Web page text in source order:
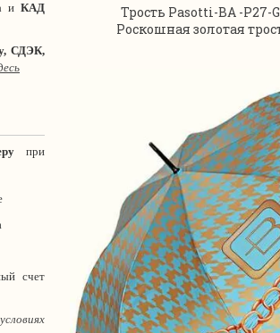
и КАД
СДЭК,
при
счет
Трость Pasotti-BA -P27-
Роскошная золотая